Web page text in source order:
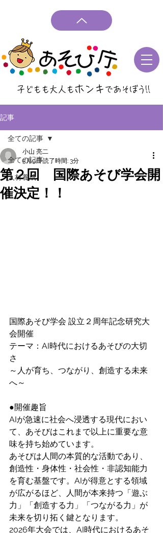
子どもも大人もホンキ であそぼう !!
記事
全ての記事
人材養成
全ての記事
第２回 国際あそび学会開
催決定！！
小山 亮二
5月9日読了時間: 3分
国際あそび学会 設立２周年記念研究大
会開催
テーマ：AI時代におけるあそびの大切
さ
～人が育ち、つながり、創造する未来
へ～
●開催趣旨
AIが急速に社会へ浸透する現代におい
て、あそびはこれまで以上に重要な意
味を持ち始めています。
あそびは人間の本質的な活動であり、
創造性・身体性・社会性・非認知能力
を育む基盤です。AIが得意とする領域
が広がるほど、人間が本来持つ「遊ぶ
力」「創造する力」「つながる力」が
未来を切り拓く鍵となります。
2026年大会では、AI時代におけるあそ